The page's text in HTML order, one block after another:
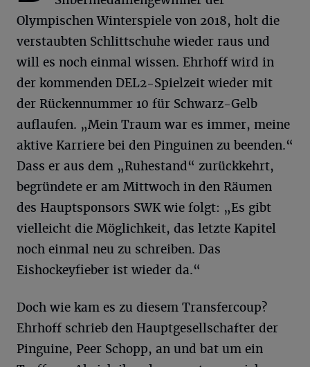
Olympischen Winterspiele von 2018, holt die
verstaubten Schlittschuhe wieder raus und
will es noch einmal wissen. Ehrhoff wird in
der kommenden DEL2-Spielzeit wieder mit
der Rückennummer 10 für Schwarz-Gelb
auflaufen. „Mein Traum war es immer, meine
aktive Karriere bei den Pinguinen zu beenden.“
Dass er aus dem „Ruhestand“ zurückkehrt,
begründete er am Mittwoch in den Räumen
des Hauptsponsors SWK wie folgt: „Es gibt
vielleicht die Möglichkeit, das letzte Kapitel
noch einmal neu zu schreiben. Das
Eishockeyfieber ist wieder da.“
Doch wie kam es zu diesem Transfercoup?
Ehrhoff schrieb den Hauptgesellschafter der
Pinguine, Peer Schopp, an und bat um ein